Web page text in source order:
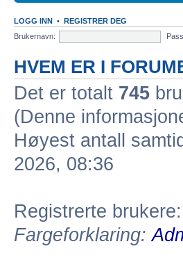
LOGG INN • REGISTRER DEG
Brukernavn:
HVEM ER I
Det er totalt 745
(Denne
Høyest antall
2026, 08:36
Registrerte
Fargeforklaring: